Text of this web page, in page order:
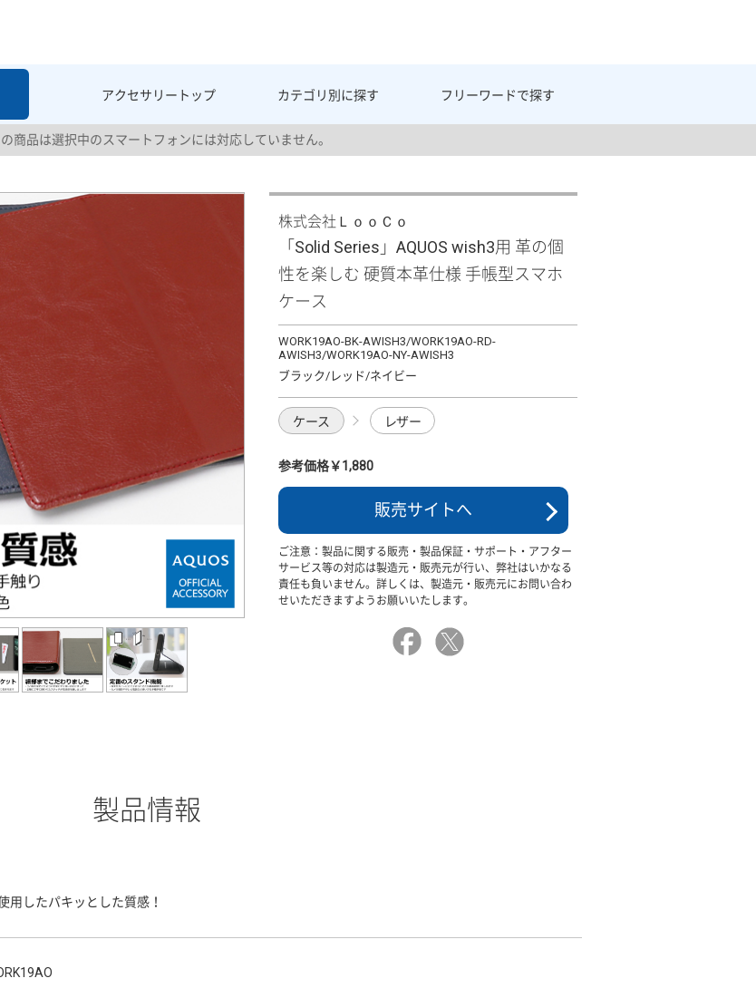
アクセサリー トップ カテゴリ別に探す フリーワードで探す
商品は選択中のスマートフォンには対応していません。
株式会社ＬｏｏＣｏ
「Solid Series」AQUOS wish3用 革の個
性を楽しむ 硬質本革仕様 手帳型スマホ
ケース
WORK19AO-BK-AWISH3/WORK19AO-RD-
AWISH3/WORK19AO-NY-AWISH3
ブラック/レッド/ネイビー
ケース レザー
参考価格￥1,880
販売サイトへ
ご注意：製品に関する販売・製品保証・サポート・アフター
サービス等の対応は製造元・販売元が行い、弊社はいかなる
責任も負いません。詳しくは、製造元・販売元にお問い合わ
せいただきますようお願いいたします。
製品情報
用したパキッとした質感！